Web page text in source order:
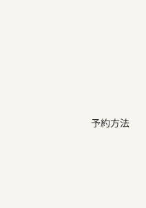
予約方法